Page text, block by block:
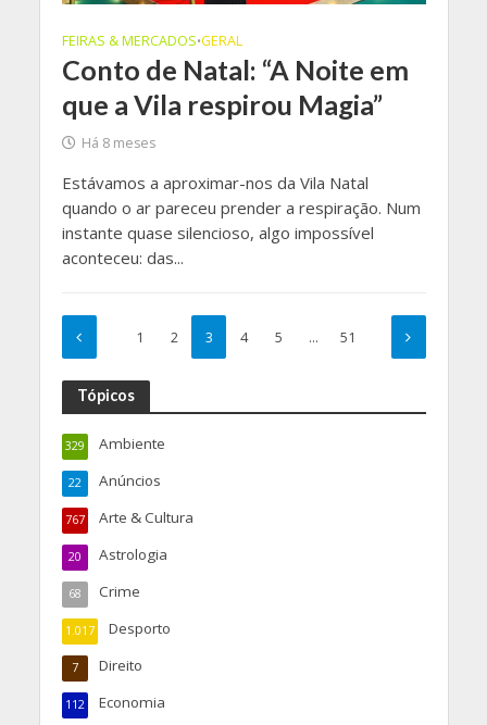
FEIRAS & MERCADOS•GERAL
Conto de Natal: “A Noite em
que a Vila respirou Magia”
Há 8 meses
Estávamos a aproximar-nos da Vila Natal
quando o ar pareceu prender a respiração. Num
instante quase silencioso, algo impossível
aconteceu: das...
1 2 3 4 5 … 51
Tópicos
Ambiente
329
Anúncios
22
Arte & Cultura
767
Astrologia
20
Crime
68
Desporto
1.017
Direito
7
Economia
112